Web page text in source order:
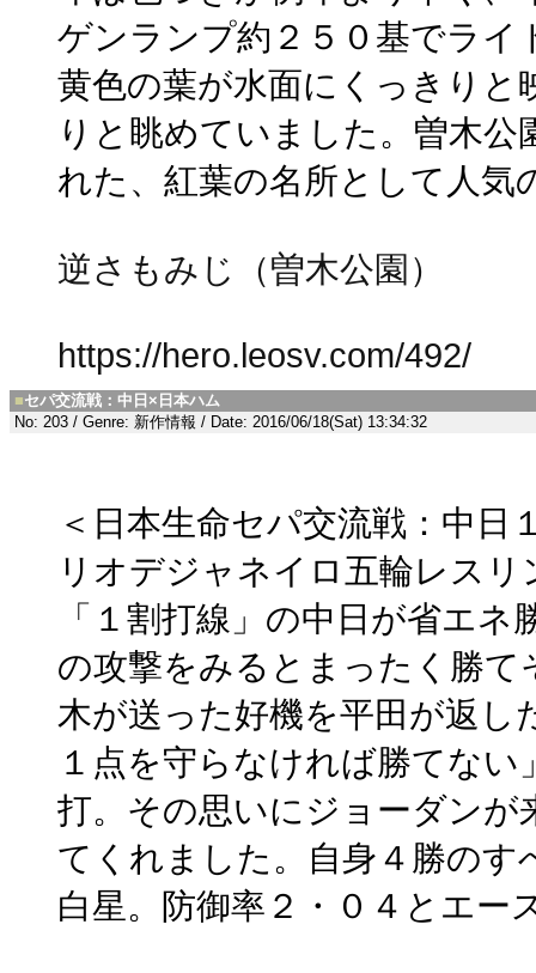
ゲンランプ約２５０基でラ
黄色の葉が水面にくっきりと
りと眺めていました。曽木
れた、紅葉の名所として人気
逆さもみじ（曽木公園）
https://hero.leosv.com/492/
■セパ交流戦：中日×日本ハム
No: 203 / Genre: 新作情報 / Date: 2016/06/18(Sat) 13:34:32
＜日本生命セパ交流戦：中
リオデジャネイロ五輪レス
「１割打線」の中日が省エ
の攻撃をみるとまったく勝
木が送った好機を平田が返
１点を守らなければ勝てな
打。その思いにジョーダンが
てくれました。自身４勝の
白星。防御率２・０４とエー